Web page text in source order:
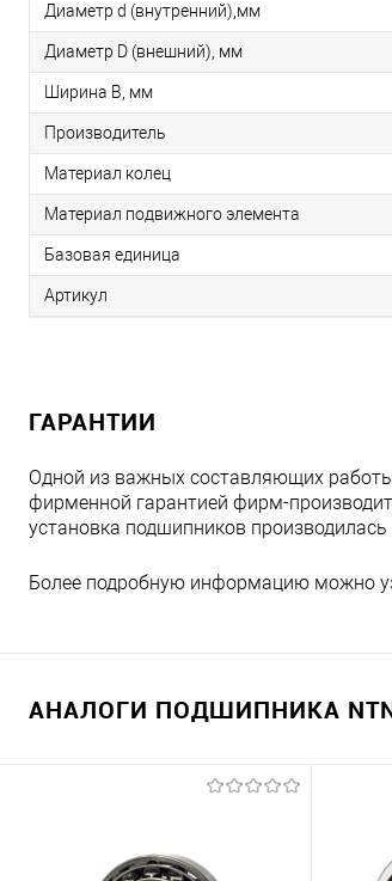
Диаметр d (внутренний),мм
Диаметр D (внешний), мм
Ширина B, мм
Производитель
Материал колец
Материал подвижного элемента
Базовая единица
Артикул
ГАРАНТИИ
Одной из важных составляющих
фирменной гарантией фирм-
установка подшипников
Более подробную информацию можно
АНАЛОГИ ПОДШИПНИКА NTN